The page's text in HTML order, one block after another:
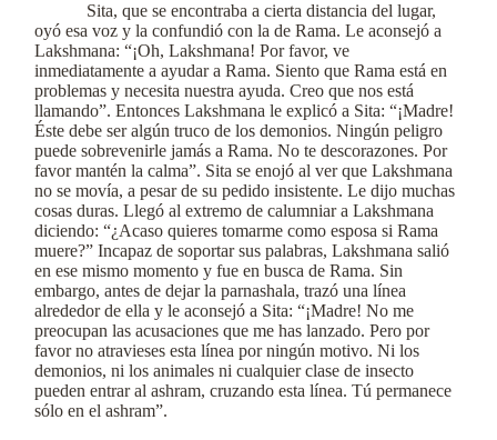
Sita, que se encontraba a cierta distancia del lugar,
oyó esa voz y la confundió con la de Rama. Le aconsejó a
Lakshmana: “¡Oh, Lakshmana! Por favor, ve
inmediatamente a ayudar a Rama. Siento que Rama está en
problemas y necesita nuestra ayuda. Creo que nos está
llamando”. Entonces Lakshmana le explicó a Sita: “¡Madre!
Éste debe ser algún truco de los demonios. Ningún peligro
puede sobrevenirle jamás a Rama. No te descorazones. Por
favor mantén la calma”. Sita se enojó al ver que Lakshmana
no se movía, a pesar de su pedido insistente. Le dijo muchas
cosas duras. Llegó al extremo de calumniar a Lakshmana
diciendo: “¿Acaso quieres tomarme como esposa si Rama
muere?” Incapaz de soportar sus palabras, Lakshmana salió
en ese mismo momento y fue en busca de Rama. Sin
embargo, antes de dejar la parnashala, trazó una línea
alrededor de ella y le aconsejó a Sita: “¡Madre! No me
preocupan las acusaciones que me has lanzado. Pero por
favor no atravieses esta línea por ningún motivo. Ni los
demonios, ni los animales ni cualquier clase de insecto
pueden entrar al ashram, cruzando esta línea. Tú permanece
sólo en el ashram”.